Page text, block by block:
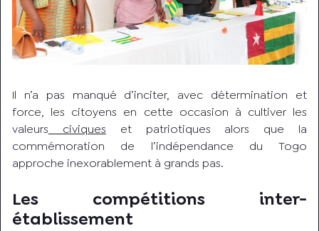
Il n’a pas manqué d’inciter, avec détermination et
force, les citoyens en cette occasion à cultiver les
valeurs civiques et patriotiques alors que la
commémoration de l’indépendance du Togo
approche inexorablement à grands pas.
Les compétitions inter-
établissement